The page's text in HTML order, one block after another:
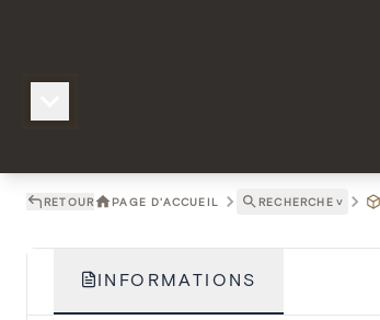
RETOUR PAGE D'ACCUEIL RECHERCHE ˅
INFORMATIONS